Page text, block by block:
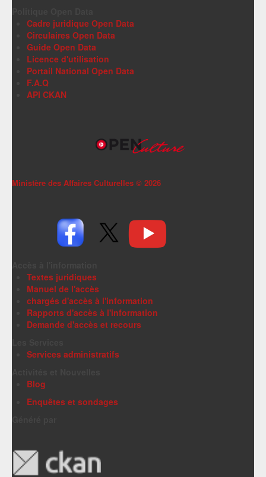
Cadre juridique Open Data
Circulaires Open Data
Guide Open Data
Licence d'utilisation
Portail National Open Data
F.A.Q
API CKAN
Ministère des Affaires Culturelles © 2026
Textes juridiques
Manuel de l'accès
chargés d'accès à l'information
Rapports d'accès à l'information
Demande d'accès et recours
Services administratifs
Blog
Enquêtes et sondages